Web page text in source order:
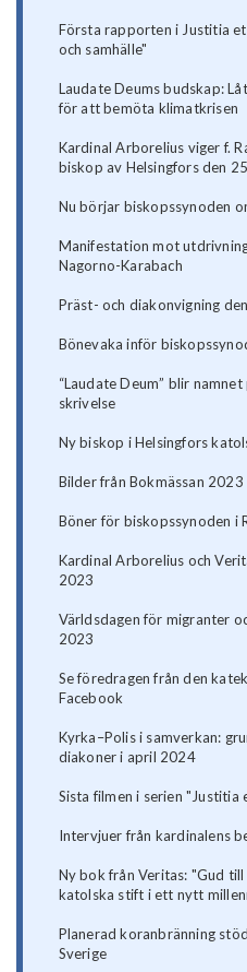
Första rapporten i Justitia
och samhälle"
Laudate Deums budskap:
för att bemöta klimatkrisen
Kardinal Arborelius viger f.
biskop av Helsingfors den
Nu börjar biskopssynoden
Manifestation mot
Nagorno-Karabach
Präst- och diakonvigning
Bönevaka inför
“Laudate Deum” blir
skrivelse
Ny biskop i Helsingfors
Bilder från Bokmässan 2023
Böner för biskopssynoden i
Kardinal Arborelius och
2023
Världsdagen för migranter
2023
Se föredragen från den
Facebook
Kyrka–Polis i samverkan:
diakoner i april 2024
Sista filmen i serien
Intervjuer från kardinalens
Ny bok från Veritas: "Gud
katolska stift i ett nytt
Planerad koranbränning
Sverige